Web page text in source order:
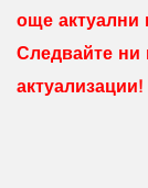
още актуални
Следвайте
актуализации!